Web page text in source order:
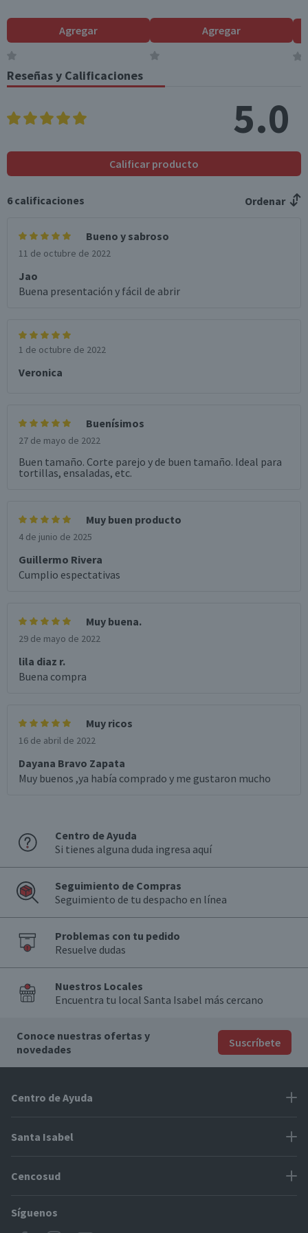
Agregar Agregar
Reseñas y Calificaciones
5.0
Calificar producto
6 calificaciones Ordenar
Bueno y sabroso
11 de octubre de 2022
Jao
Buena presentación y fácil de abrir
1 de octubre de 2022
Veronica
Buenísimos
27 de mayo de 2022
Buen tamaño. Corte parejo y de buen tamaño. Ideal para
tortillas, ensaladas, etc.
Muy buen producto
4 de junio de 2025
Guillermo Rivera
Cumplio espectativas
Muy buena.
29 de mayo de 2022
lila diaz r.
Buena compra
Muy ricos
16 de abril de 2022
Dayana Bravo Zapata
Muy buenos ,ya había comprado y me gustaron mucho
Centro de Ayuda
Si tienes alguna duda ingresa aquí
Seguimiento de Compras
Seguimiento de tu despacho en línea
Problemas con tu pedido
Resuelve dudas
Nuestros Locales
Encuentra tu local Santa Isabel más cercano
Conoce nuestras ofertas y
novedades
Suscríbete
Centro de Ayuda
Problemas con tu pedido
Cómo modificar mis datos
Modos de entrega y cobertura
Santa Isabel
Proveedores
Cencosud
Paris
Síguenos